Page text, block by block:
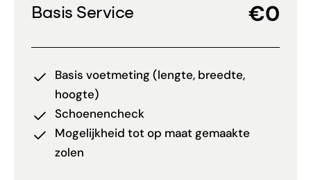
Basis Service €0
Basis voetmeting (lengte, breedte,
hoogte)
Schoenencheck
Mogelijkheid tot op maat gemaakte
zolen